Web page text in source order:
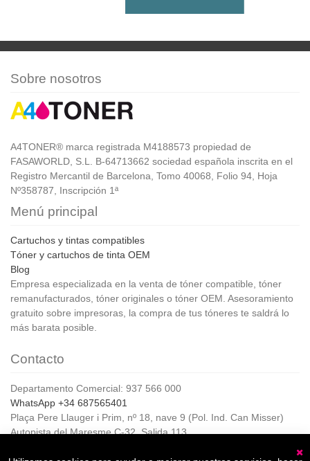
Sobre nosotros
A4TONER® marca registrada M4188573 propiedad de
FASAWORLD, S.L. B-64713662 sociedad española inscrita en el
Registro Mercantil de Barcelona, Tomo 40068, Folio 94, Hoja
Nº358787, Inscripción 1ª
Menú principal
Cartuchos y tintas compatibles
Tóner y cartuchos de tinta OEM
Blog
Empresa especializada en la venta de tóner compatible, tóner
remanufacturados, tóner originales o tóner OEM. Asesoramiento
gratuito sobre impresoras, la compra de tus tóneres te saldrá lo
más barata posible.
Contacto
Departamento Comercial: 937 566 000
WhatsApp +34 687565401
Plaça Pere Llauger i Prim, nº 18, nave 9 (Pol. Ind. Can Misser)
Autopista del Maresme C-32, Salida 113